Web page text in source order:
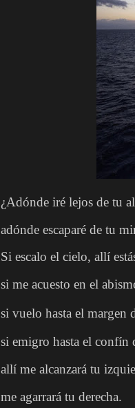
¿Adónde iré lejos de tu
adónde escaparé de tu
Si escalo el cielo, allí
si me acuesto en el
si vuelo hasta el margen
si emigro hasta el confín
allí me alcanzará tu
me agarrará tu derecha.